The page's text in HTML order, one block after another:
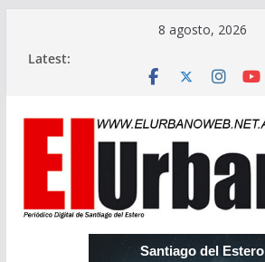
8 agosto, 2026
Latest:
Santiago del Estero